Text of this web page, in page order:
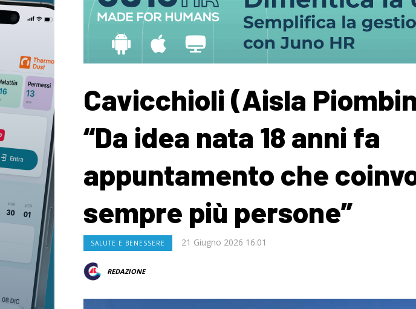
Cavicchioli (Aisla
“Da idea nata 18 anni fa
appuntamento che
sempre più persone”
SALUTE E BENESSERE 21 Giugno 2026 16:01
REDAZIONE